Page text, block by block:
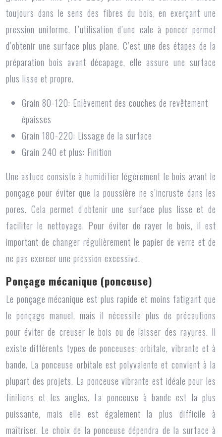
toujours dans le sens des fibres du bois, en exerçant une
pression uniforme. L’utilisation d’une cale à poncer permet
d’obtenir une surface plus plane. C’est une des étapes de la
préparation bois avant décapage, elle assure une surface
plus lisse et propre.
Grain 80-120: Enlèvement des couches de revêtement
épaisses
Grain 180-220: Lissage de la surface
Grain 240 et plus: Finition
Une astuce consiste à humidifier légèrement le bois avant le
ponçage pour éviter que la poussière ne s’incruste dans les
pores. Cela permet d’obtenir une surface plus lisse et de
faciliter le nettoyage. Pour éviter de rayer le bois, il est
important de changer régulièrement le papier de verre et de
ne pas exercer une pression excessive.
Ponçage mécanique (ponceuse)
Le ponçage mécanique est plus rapide et moins fatigant que
le ponçage manuel, mais il nécessite plus de précautions
pour éviter de creuser le bois ou de laisser des rayures. Il
existe différents types de ponceuses: orbitale, vibrante et à
bande. La ponceuse orbitale est polyvalente et convient à la
plupart des projets. La ponceuse vibrante est idéale pour les
finitions et les angles. La ponceuse à bande est la plus
puissante, mais elle est également la plus difficile à
maîtriser. Le choix de la ponceuse dépendra de la surface à